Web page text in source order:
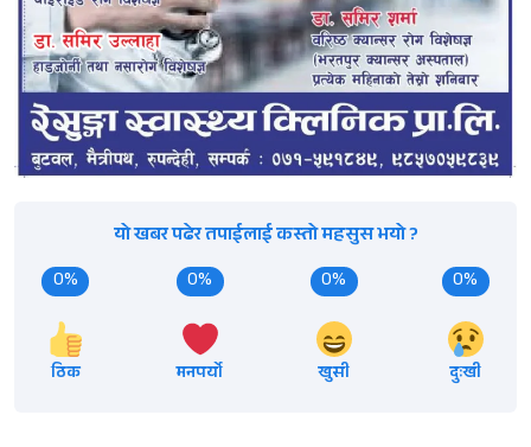
यो खबर पढेर तपाईलाई कस्तो महसुस भयो ?
0%
ठिक
0%
मनपर्यो
0%
खुसी
0%
दुःखी